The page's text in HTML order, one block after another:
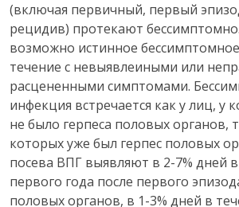
(включая первичный, первый
рецидив) протекают
возможно истинное
течение с невыявлеиными или
расцененными симптомами.
инфекция встречается как у лиц, у
не было герпеса половых органов,
которых уже был герпес половых
посева ВПГ выявляют в 2-7% дней
первого года после первого
половых органов, в 1-3% дней в